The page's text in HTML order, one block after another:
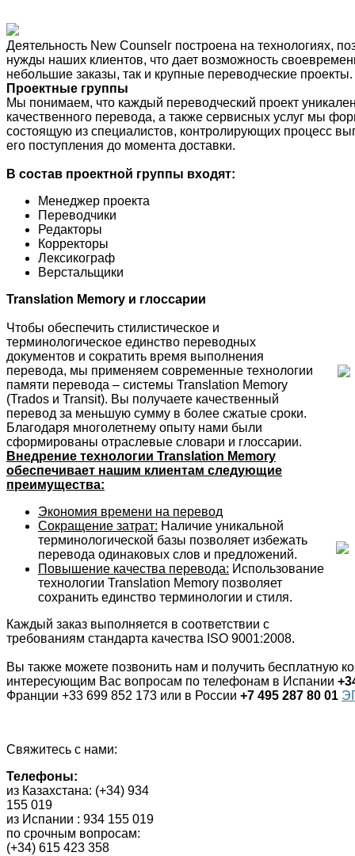
Деятельность New Counselг построена на технологиях,
нужды наших клиентов, что дает возможность
небольшие заказы, так и крупные переводческие проекты.
Проектные группы
Мы понимаем, что каждый переводческий проект
качественного перевода, а также сервисных услуг мы
состоящую из специалистов, контролирующих процесс
его поступления до момента доставки.
В состав проектной группы входят:
Менеджер проекта
Переводчики
Редакторы
Корректоры
Лексикограф
Верстальщики
Translation Memory и глоссарии
Чтобы обеспечить стилистическое и
терминологическое единство переводных
документов и сократить время выполнения
перевода, мы применяем современные технологии
памяти перевода – системы Translation Memory
(Trados и Transit). Вы получаете качественный
перевод за меньшую сумму в более сжатые сроки.
Благодаря многолетнему опыту нами были
сформированы отраслевые словари и глоссарии.
Внедрение технологии Translation Memory
обеспечивает нашим клиентам следующие
преимущества:
Экономия времени на перевод
Сокращение затрат: Наличие уникальной
терминологической базы позволяет избежать
перевода одинаковых слов и предложений.
Повышение качества перевода: Использование
технологии Translation Memory позволяет
сохранить единство терминологии и стиля.
Каждый заказ выполняется в соответствии с
требованиям стандарта качества ISO 9001:2008.
Вы также можете позвонить нам и получить бесплатную
интересующим Вас вопросам по телефонам в Испании
Франции +33 699 852 173 или в России +7 495 287 80 01
Свяжитесь с нами:
Телефоны:
из Казахстана: (+34) 934
155 019
из Испании : 934 155 019
по срочным вопросам:
(+34) 615 423 358